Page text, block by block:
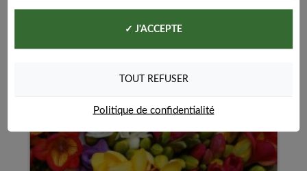
PROMO !
✓ J'ACCEPTE
TOUT REFUSER
Politique de confidentialité